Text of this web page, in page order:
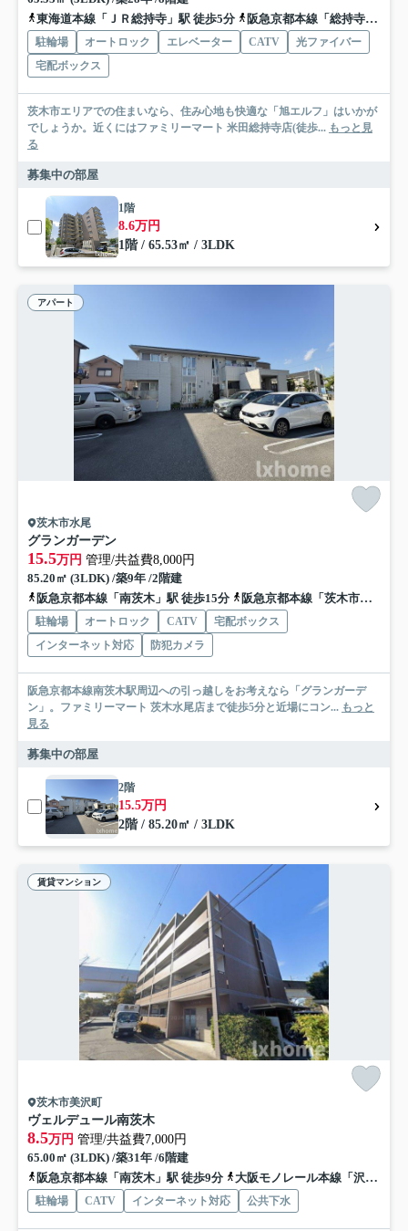
東海道本線「ＪＲ総持寺」駅 徒歩5分
阪急京都本線「総持寺」駅 徒歩8分
駐輪場 オートロック エレベーター CATV
光ファイバー
宅配ボックス
茨木市エリアでの住まいなら、住み心地も快適な「旭エルフ」はいかが
でしょうか。近くにはファミリーマート 米田総持寺店(徒歩... もっと見
る
募集中の部屋
1階
8.6万円
1階 / 65.53㎡ / 3LDK
アパート
茨木市水尾
グランガーデン
15.5万円 管理/共益費8,000円
85.20㎡ (3LDK) /築9年 /2階建
阪急京都本線「南茨木」駅 徒歩15分
阪急京都本線「茨木市」駅 徒歩17分
駐輪場 オートロック CATV
宅配ボックス
インターネット対応
防犯カメラ
阪急京都本線南茨木駅周辺への引っ越しをお考えなら「グランガーデ
ン」。ファミリーマート 茨木水尾店まで徒歩5分と近場にコン... もっと
見る
募集中の部屋
2階
15.5万円
2階 / 85.20㎡ / 3LDK
賃貸マンション
茨木市美沢町
ヴェルデュール南茨木
8.5万円 管理/共益費7,000円
65.00㎡ (3LDK) /築31年 /6階建
阪急京都本線「南茨木」駅 徒歩9分
大阪モノレール本線「沢良宜」駅 徒歩14分
駐輪場 CATV インターネット対応 公共下水